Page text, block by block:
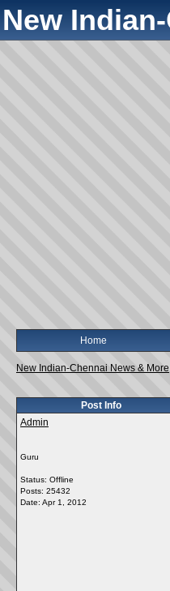
New
Home
New Indian-Chennai News & More
Post Info
Admin
Guru
Status: Offline
Posts: 25432
Date: Apr 1, 2012